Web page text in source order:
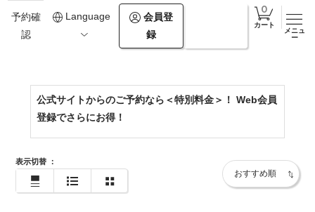
予約確
認
Language
会員登
録
カート
メニュ
ー
0154-67-2500
https://www.theforestakan.com/
公式サイトからのご予約なら＜特別料金＞！ Web会員
登録でさらにお得！
表示切替 ：